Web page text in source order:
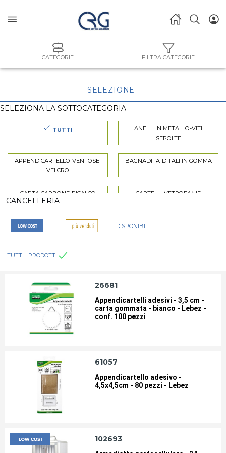
CATEGORIE FILTRA CATEGORIE
SELEZIONE
SELEZIONA LA SOTTOCATEGORIA
TUTTI
ANELLI IN METALLO-VITI
SEPOLTE
APPENDICARTELLO-VENTOSE-
VELCRO
BAGNADITA-DITALI IN GOMMA
CARTA CARBONE-RICALCO CARTELLI-VETROFANIE
CASSETTE POSTALI CASSETTIERE DA SCRIVANIA
CESTINI GETTACARTE
COLLE SPECIALI
CUCITRICI A PINZA
DATARI-NUMERATORI-POLINOMI DISPENSER NASTRO ADESIVO
CANCELLERIA
DISPONIBILI
TUTTI I PRODOTTI
26681
Appendicartelli adesivi - 3,5 cm -
carta gommata - bianco - Lebez -
conf. 100 pezzi
61057
Appendicartello adesivo -
4,5x4,5cm - 80 pezzi - Lebez
102693